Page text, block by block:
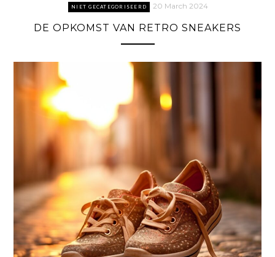
NIET GECATEGORISEERD 20 March 2024
DE OPKOMST VAN RETRO SNEAKERS